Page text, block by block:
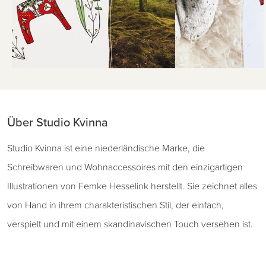
Über Studio Kvinna
Studio Kvinna ist eine niederländische Marke, die
Schreibwaren und Wohnaccessoires mit den einzigartigen
Illustrationen von Femke Hesselink herstellt. Sie zeichnet alles
von Hand in ihrem charakteristischen Stil, der einfach,
verspielt und mit einem skandinavischen Touch versehen ist.